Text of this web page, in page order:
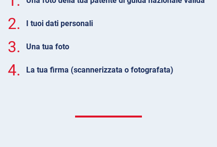
2. I tuoi dati personali
3. Una tua foto
4. La tua firma (scannerizzata o fotografata)